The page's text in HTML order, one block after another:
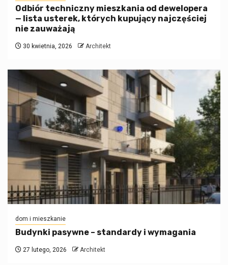
Odbiór techniczny mieszkania od dewelopera
— lista usterek, których kupujący najczęściej
nie zauważają
30 kwietnia, 2026 Architekt
dom i mieszkanie
Budynki pasywne – standardy i wymagania
27 lutego, 2026 Architekt